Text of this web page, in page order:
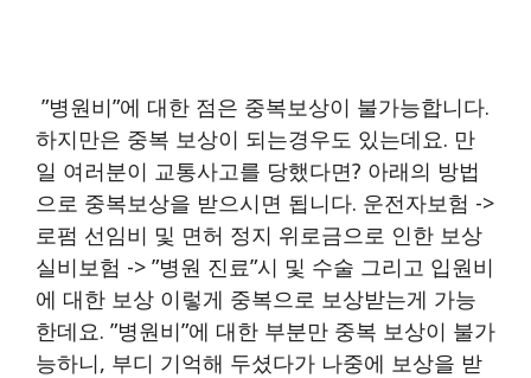
​​ ”병원비”에 대한 점은 중복보상이 불가능합니다.
하지만은 중복 보상이 되는경우도 있는데요. 만
일 여러분이 교통사고를 당했다면? 아래의 방법
으로 중복보상을 받으시면 됩니다. 운전자보험 ->
로펌 선임비 및 면허 정지 위로금으로 인한 보상
실비보험 -> ”병원 진료”시 및 수술 그리고 입원비
에 대한 보상 이렇게 중복으로 보상받는게 가능
한데요. ”병원비”에 대한 부분만 중복 보상이 불가
능하니, 부디 기억해 두셨다가 나중에 보상을 받